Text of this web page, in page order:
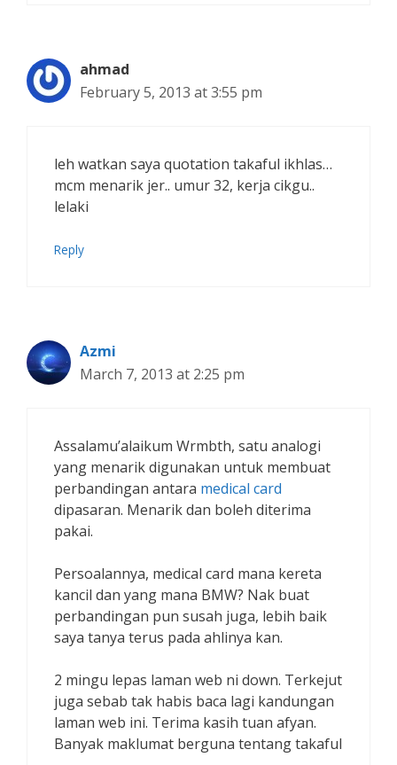
ahmad
February 5, 2013 at 3:55 pm
leh watkan saya quotation takaful ikhlas…
mcm menarik jer.. umur 32, kerja cikgu..
lelaki
Reply
Azmi
March 7, 2013 at 2:25 pm
Assalamu’alaikum Wrmbth, satu analogi
yang menarik digunakan untuk membuat
perbandingan antara medical card
dipasaran. Menarik dan boleh diterima
pakai.
Persoalannya, medical card mana kereta
kancil dan yang mana BMW? Nak buat
perbandingan pun susah juga, lebih baik
saya tanya terus pada ahlinya kan.
2 mingu lepas laman web ni down. Terkejut
juga sebab tak habis baca lagi kandungan
laman web ini. Terima kasih tuan afyan.
Banyak maklumat berguna tentang takaful